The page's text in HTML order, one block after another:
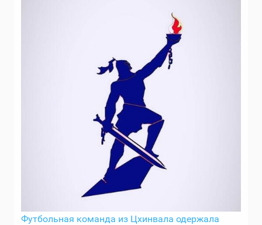
Футбольная команда из Цхинвала одержала